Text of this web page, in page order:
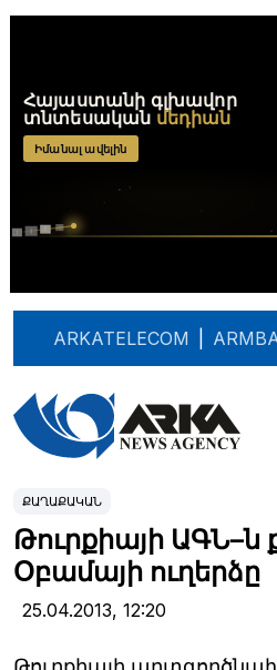
ARKATELECOM
ՔԱՂԱՔԱԿԱՆ
Թուրքիայի ԱԳՆ–ն
Օբամայի ուղերձը
25.04.2013, 12:20